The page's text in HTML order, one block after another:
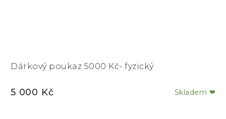
Dárkový poukaz 5000 Kč- fyzický
Skladem ❤
5 000 Kč